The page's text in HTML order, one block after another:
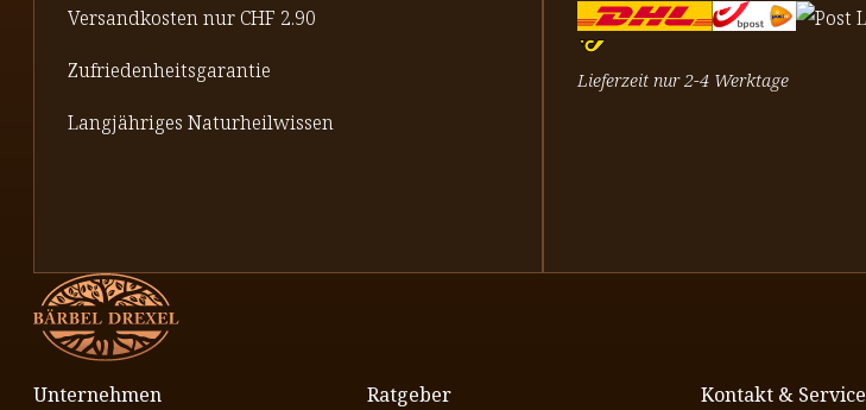
Versandkosten nur CHF 2.90
Zufriedenheitsgarantie
Langjähriges Naturheilwissen
Lieferzeit nur 2-4 Werktage
Unternehmen
Ratgeber
Kontakt & Service